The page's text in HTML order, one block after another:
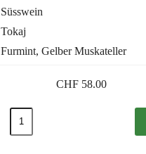
Süsswein
Tokaj
Furmint, Gelber Muskateller
CHF 58.00
Tokaji
Aszú
6